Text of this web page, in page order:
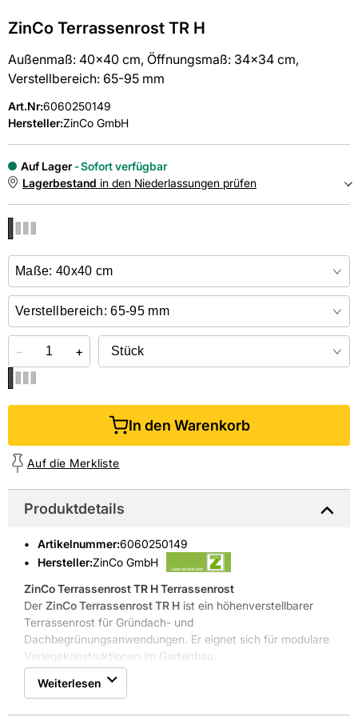
ZinCo Terrassenrost TR H
Außenmaß: 40x40 cm, Öffnungsmaß: 34x34 cm,
Verstellbereich: 65-95 mm
Art.Nr:6060250149
Hersteller:ZinCo GmbH
Auf Lager
Sofort verfügbar
Lagerbestand in den Niederlassungen prüfen
Online kaufen &
− +
In den Warenkorb
Auf die Merkliste
Produktdetails
Artikelnummer:6060250149
Hersteller:ZinCo GmbH
ZinCo Terrassenrost TR HTerrassenrost
Der ZinCo Terrassenrost TR H ist ein höhenverstellbarer
Terrassenrost für Gründach- und
Dachbegrünungsanwendungen. Er eignet sich für modulare
Verlegekonstruktionen im Gartenbau.
Höhenverstellbar 6595 mm
Verzinkte Stahlkonstruktion für lange Lebensdauer
Weiterlesen